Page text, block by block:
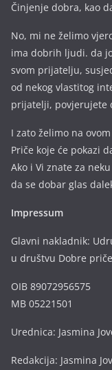
Činjenje dobra, kao
No, mi ne želimo
ima dobrih ljudi. da
svom prijatelju,
od nekog vlastitog
prijatelji, povjerujete
I zato želimo na
Priče koje će pokazi
Ako i Vi znate za
da se dobar glas
Impressum
Glavni nakladnik:
u društvu Dobre priče
OIB 89072956575
MB 05221501
Urednica: Jasmina
Redakcija: Jasmina